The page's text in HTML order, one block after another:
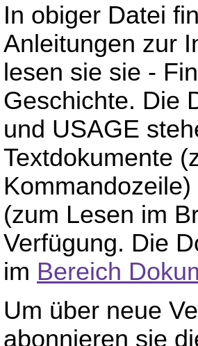
In obiger Datei
Anleitungen zur
lesen sie sie -
Geschichte. Die
und USAGE
Textdokumente
(zum Lesen im
Verfügung. Die
im Bereich
Um über neue
abonnieren sie